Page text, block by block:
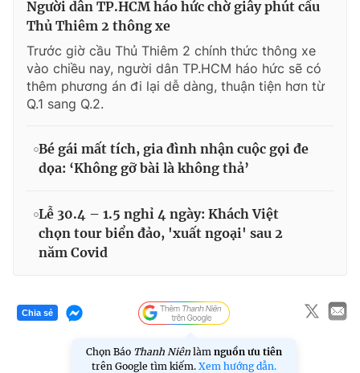
Người dân TP.HCM háo hức chờ giây phút cầu
Thủ Thiêm 2 thông xe
Trước giờ cầu Thủ Thiêm 2 chính thức thông xe
vào chiều nay, người dân TP.HCM háo hức sẽ có
thêm phương án đi lại dễ dàng, thuận tiện hơn từ
Q.1 sang Q.2.
Bé gái mất tích, gia đình nhận cuộc gọi đe
dọa: ‘Không gỡ bài là không thả’
Lễ 30.4 – 1.5 nghỉ 4 ngày: Khách Việt
chọn tour biển đảo, 'xuất ngoại' sau 2
năm Covid
Chia sẻ
Chọn Báo Thanh Niên làm nguồn ưu tiên
trên Google tìm kiếm. Xem hướng dẫn.